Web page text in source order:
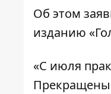
Об этом
изданию
«С июля
Прекращены